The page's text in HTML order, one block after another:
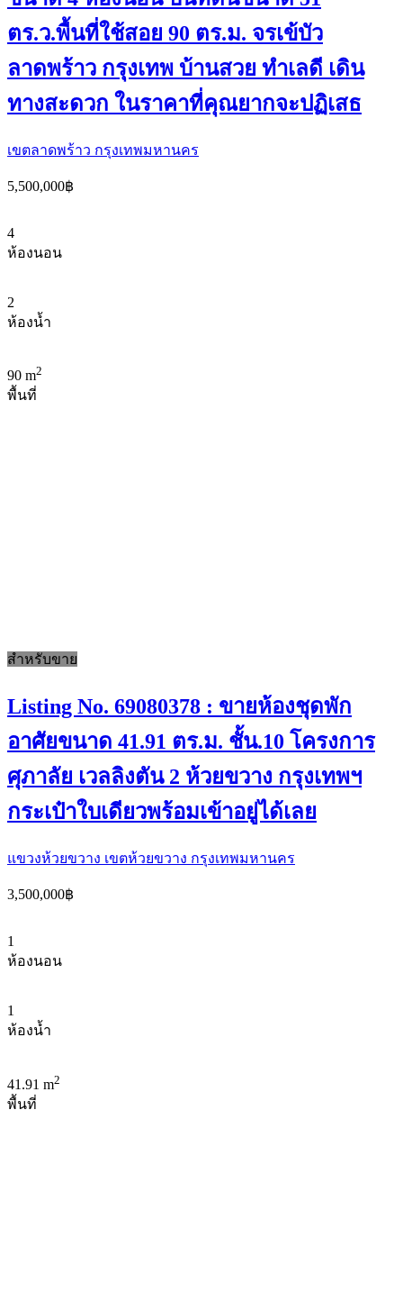
ตร.ว.พื้นที่ใช้สอย 90 ตร.ม. จรเข้บัว
ลาดพร้าว กรุงเทพ บ้านสวย ทำเลดี เดิน
ทางสะดวก ในราคาที่คุณยากจะปฏิเสธ
เขตลาดพร้าว กรุงเทพมหานคร
5,500,000฿
4
ห้องนอน
2
ห้องน้ำ
90 m2
พื้นที่
สำหรับขาย
Listing No. 69080378 : ขายห้องชุดพัก
อาศัยขนาด 41.91 ตร.ม. ชั้น.10 โครงการ
ศุภาลัย เวลลิงตัน 2 ห้วยขวาง กรุงเทพฯ
กระเป๋าใบเดียวพร้อมเข้าอยู่ได้เลย
แขวงห้วยขวาง เขตห้วยขวาง กรุงเทพมหานคร
3,500,000฿
1
ห้องนอน
1
ห้องน้ำ
41.91 m2
พื้นที่